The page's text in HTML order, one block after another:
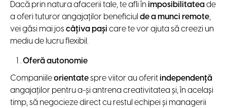
Dacă prin natura afacerii tale, te afli înimposibilitateade
a oferi tuturor angajaților beneficiul de a munci remote,
vei găsi mai jos câțiva pași care te vor ajuta să creezi un
mediu de lucru flexibil.
Oferă autonomie
Companiileorientatespre viitor au oferitindependență
angajaților pentru a-și antrena creativitatea și, în același
timp, să negocieze direct cu restul echipei și managerii